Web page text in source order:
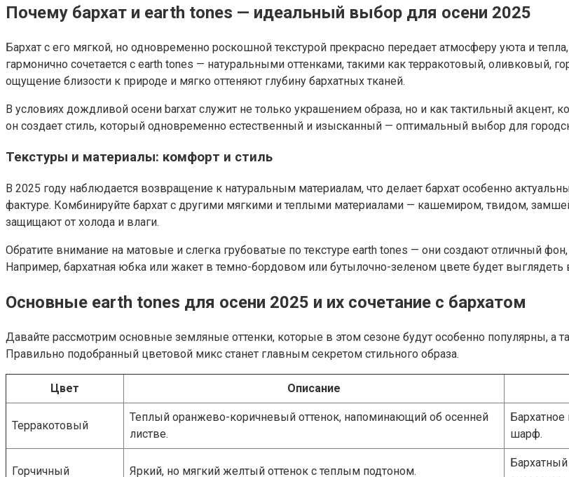
Почему бархат и earth tones — идеальный выбор для осени 2025
Бархат с его мягкой, но одновременно роскошной текстурой прекрасно передает атмосферу уюта и
гармонично сочетается с earth tones — натуральными оттенками, такими как терракотовый, оливковый,
ощущение близости к природе и мягко оттеняют глубину бархатных тканей.
В условиях дождливой осени barхат служит не только украшением образа, но и как тактильный акцент,
он создает стиль, который одновременно естественный и изысканный — оптимальный выбор для
Текстуры и материалы: комфорт и стиль
В 2025 году наблюдается возвращение к натуральным материалам, что делает бархат особенно
фактуре. Комбинируйте бархат с другими мягкими и теплыми материалами — кашемиром, твидом,
защищают от холода и влаги.
Обратите внимание на матовые и слегка грубоватые по текстуре earth tones — они создают отличный
Например, бархатная юбка или жакет в темно-бордовом или бутылочно-зеленом цвете будет
Основные earth tones для осени 2025 и их сочетание с бархатом
Давайте рассмотрим основные земляные оттенки, которые в этом сезоне будут особенно популярны, а
Правильно подобранный цветовой микс станет главным секретом стильного образа.
Цвет Описание
Терракотовый
Теплый оранжево-коричневый оттенок, напоминающий об осенней
листве.
шарф.
Горчичный Яркий, но мягкий желтый оттенок с теплым подтоном.